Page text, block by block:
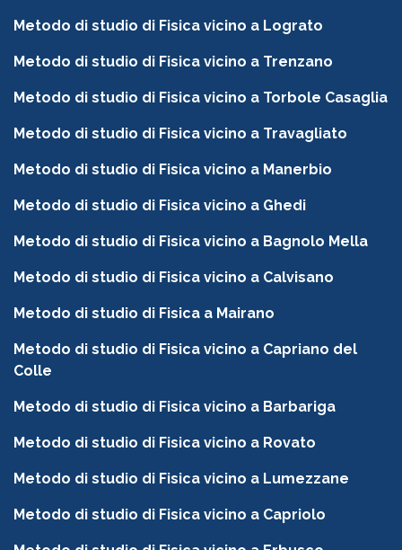
Metodo di studio di Fisica vicino a Lograto
Metodo di studio di Fisica vicino a Trenzano
Metodo di studio di Fisica vicino a Torbole Casaglia
Metodo di studio di Fisica vicino a Travagliato
Metodo di studio di Fisica vicino a Manerbio
Metodo di studio di Fisica vicino a Ghedi
Metodo di studio di Fisica vicino a Bagnolo Mella
Metodo di studio di Fisica vicino a Calvisano
Metodo di studio di Fisica a Mairano
Metodo di studio di Fisica vicino a Capriano del
Colle
Metodo di studio di Fisica vicino a Barbariga
Metodo di studio di Fisica vicino a Rovato
Metodo di studio di Fisica vicino a Lumezzane
Metodo di studio di Fisica vicino a Capriolo